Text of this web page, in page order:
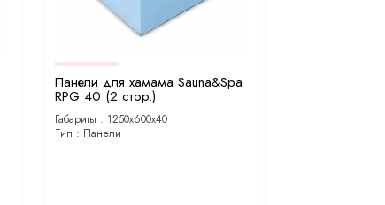
Панели для хамама Sauna&Spa
RPG 40 (2 стор.)
Габариты : 1250х600х40
Тип : Панели